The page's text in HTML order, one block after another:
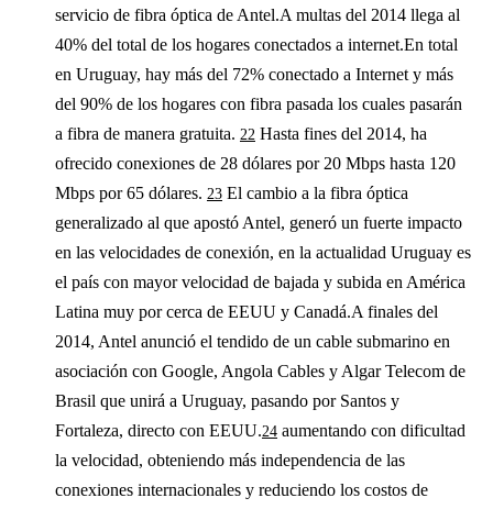
servicio de fibra óptica de Antel.A multas del 2014 llega al
40% del total de los hogares conectados a internet.En total
en Uruguay, hay más del 72% conectado a Internet y más
del 90% de los hogares con fibra pasada los cuales pasarán
a fibra de manera gratuita. 22 Hasta fines del 2014, ha
ofrecido conexiones de 28 dólares por 20 Mbps hasta 120
Mbps por 65 dólares. 23 El cambio a la fibra óptica
generalizado al que apostó Antel, generó un fuerte impacto
en las velocidades de conexión, en la actualidad Uruguay es
el país con mayor velocidad de bajada y subida en América
Latina muy por cerca de EEUU y Canadá.A finales del
2014, Antel anunció el tendido de un cable submarino en
asociación con Google, Angola Cables y Algar Telecom de
Brasil que unirá a Uruguay, pasando por Santos y
Fortaleza, directo con EEUU.24 aumentando con dificultad
la velocidad, obteniendo más independencia de las
conexiones internacionales y reduciendo los costos de